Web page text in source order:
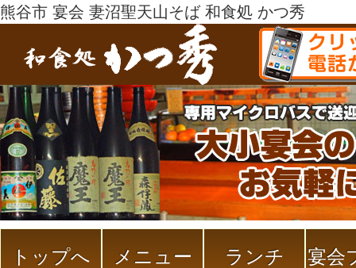
熊谷市 宴会 妻沼聖天山そば 和食処 かつ秀
トップへ メニュー ランチ 宴会